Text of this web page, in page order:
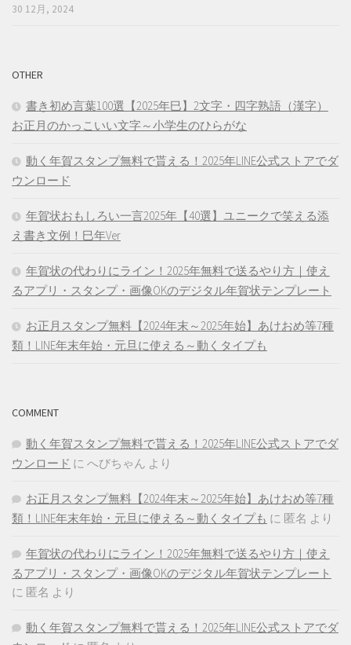
30 12月, 2024
OTHER
書き初め言葉100選【2025年巳】2文字・四字熟語（漢字）
お正月のかっこいい文字～小学生のひらがな
動く年賀スタンプ無料で貰える！2025年LINE公式ストアでダ
ウンロード
年賀状おもしろい一言2025年【40選】ユニークで笑える添
え書き文例！巳年Ver
年賀状の代わりにライン！2025年無料で送るやり方｜使え
るアプリ・スタンプ・画像OKのデジタル年賀状テンプレート
お正月スタンプ無料【2024年末～2025年始】あけおめ等7種
類！LINE年末年始・元旦に使える～動くタイプも
COMMENT
動く年賀スタンプ無料で貰える！2025年LINE公式ストアでダ
ウンロード に へびちゃん より
お正月スタンプ無料【2024年末～2025年始】あけおめ等7種
類！LINE年末年始・元旦に使える～動くタイプも に 匿名 より
年賀状の代わりにライン！2025年無料で送るやり方｜使え
るアプリ・スタンプ・画像OKのデジタル年賀状テンプレート
に 匿名 より
動く年賀スタンプ無料で貰える！2025年LINE公式ストアでダ